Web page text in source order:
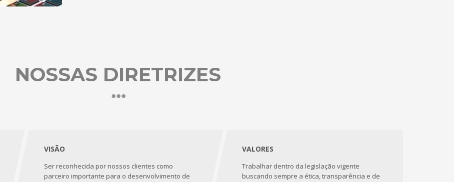
NOSSAS DIRETRIZES
VISÃO
Ser reconhecida por nossos clientes como
parceiro importante para o desenvolvimento de
VALORES
Trabalhar dentro da legislação vigente
buscando sempre a ética, transparência e de